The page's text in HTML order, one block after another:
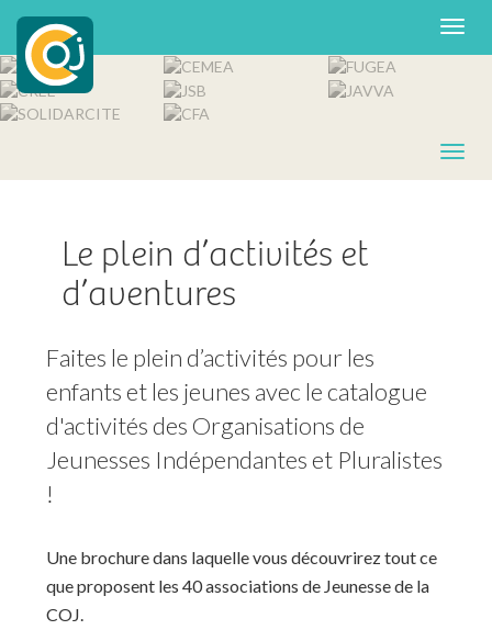
Le plein d’activités et
d’aventures
Faites le plein d’activités pour les
enfants et les jeunes avec le catalogue
d'activités des Organisations de
Jeunesses Indépendantes et Pluralistes
!
Une brochure dans laquelle vous découvrirez tout ce
que proposent les 40 associations de Jeunesse de la
COJ.